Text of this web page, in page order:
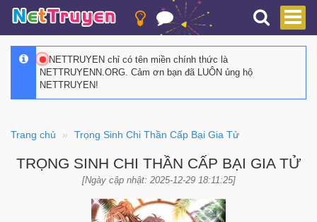
NETTRUYEN chỉ có tên miền chính thức là
NETTRUYENN.ORG. Cảm ơn bạn đã LUÔN ủng hộ
NETTRUYEN!
Trang chủ Trọng Sinh Chi Thần Cấp Bại Gia Tử
TRỌNG SINH CHI THẦN CẤP BẠI GIA TỬ
[Ngày cập nhật: 2025-12-29 18:11:25]